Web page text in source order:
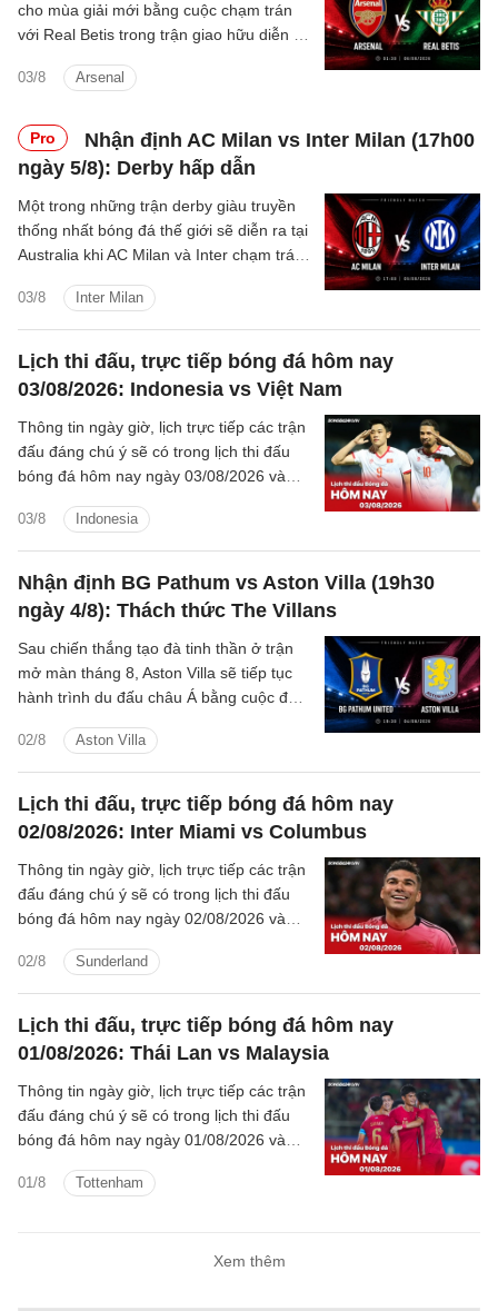
03/8 Arsenal
cho mùa giải mới bằng cuộc chạm trán
với Real Betis trong trận giao hữu diễn ra
màn trình diễn thuyết phục trước Girona,
trì thành tích toàn thắng trong giai đoạn
tiền mùa giải.
Pro
Nhận định AC Milan vs Inter Milan (17h00
ngày 5/8): Derby hấp dẫn
03/8 Inter Milan
Một trong những trận derby giàu truyền
thống nhất bóng đá thế giới sẽ diễn ra tại
Australia khi AC Milan và Inter chạm trán
màn tổng duyệt quan trọng của hai ông
lớn thành Milan trước khi bước vào mùa
giải Serie A 2026/27 với những mục tiêu
hoàn toàn khác nhau.
Lịch thi đấu, trực tiếp bóng đá hôm nay
03/08/2026: Indonesia vs Việt Nam
03/8 Indonesia
Thông tin ngày giờ, lịch trực tiếp các trận
đấu đáng chú ý sẽ có trong lịch thi đấu
bóng đá hôm nay ngày 03/08/2026 và
tiếp.
Nhận định BG Pathum vs Aston Villa (19h30
ngày 4/8): Thách thức The Villans
02/8 Aston Villa
Sau chiến thắng tạo đà tinh thần ở trận
mở màn tháng 8, Aston Villa sẽ tiếp tục
hành trình du đấu châu Á bằng cuộc đối
Ba. Đây là bước chạy đà quan trọng của
thầy trò HLV Unai Emery trước khi bước
vào mùa giải 2026/27 cũng như trận
tranh Siêu cúp châu Âu.
Lịch thi đấu, trực tiếp bóng đá hôm nay
02/08/2026: Inter Miami vs Columbus
02/8 Sunderland
Thông tin ngày giờ, lịch trực tiếp các trận
đấu đáng chú ý sẽ có trong lịch thi đấu
bóng đá hôm nay ngày 02/08/2026 và
tiếp.
Lịch thi đấu, trực tiếp bóng đá hôm nay
01/08/2026: Thái Lan vs Malaysia
01/8 Tottenham
Thông tin ngày giờ, lịch trực tiếp các trận
đấu đáng chú ý sẽ có trong lịch thi đấu
bóng đá hôm nay ngày 01/08/2026 và
tiếp.
Xem thêm